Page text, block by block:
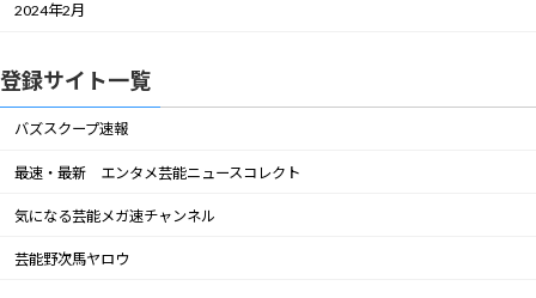
2024年2月
登録サイト一覧
バズスクープ速報
最速・最新 エンタメ芸能ニュースコレクト
気になる芸能メガ速チャンネル
芸能野次馬ヤロウ